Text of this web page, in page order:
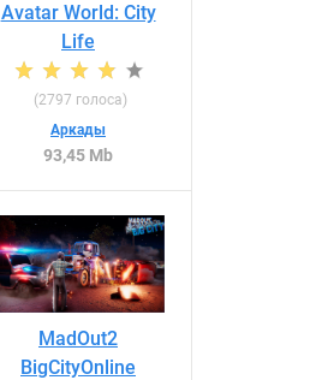
Avatar World: City
Life
(2797 голоса)
Аркады
93,45 Mb
MadOut2
BigCityOnline